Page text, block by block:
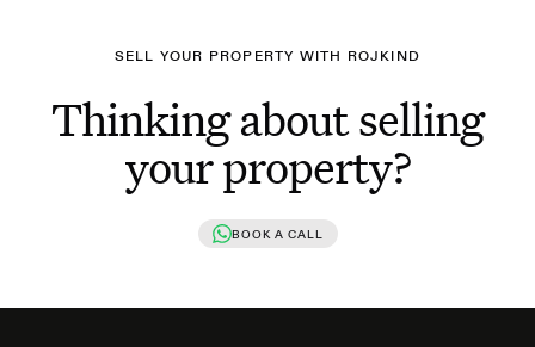
SELL YOUR PROPERTY WITH ROJKIND
Thinking about selling
your property?
BOOK A CALL